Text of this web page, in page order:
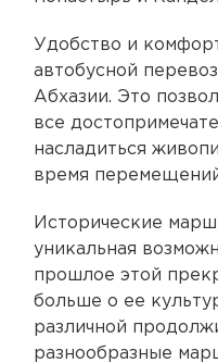
Удобство и
автобусной
Абхазии. Это
все
насладиться
время
Исторические
уникальная
прошлое этой
больше о ее
различной
разнообразные